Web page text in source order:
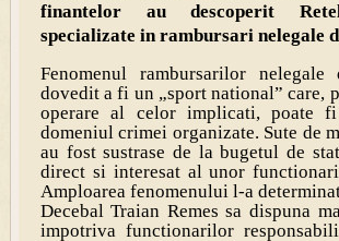
finantelor au descoperit
specializate in rambursari nelegale
Fenomenul rambursarilor
dovedit a fi un „sport national” care,
operare al celor implicati, poate
domeniul crimei organizate. Sute de
au fost sustrase de la bugetul de
direct si interesat al unor
Amploarea fenomenului l-a
Decebal Traian Remes sa dispuna
impotriva functionarilor